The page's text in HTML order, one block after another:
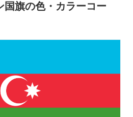
国旗の色・カラーコー